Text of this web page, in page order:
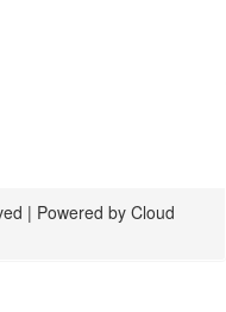
| Powered by Cloud